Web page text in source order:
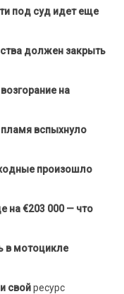
под суд идет еще
должен закрыть
на
пламя вспыхнуло
произошло
на €203 000 — что
в мотоцикле
свойресурс